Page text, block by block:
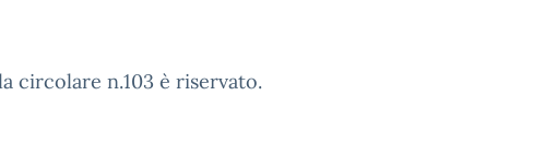
circolare n.103 è riservato.